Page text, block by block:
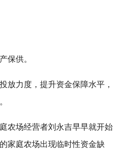
保供。
放力度，提升资金保障水平，
农场经营者刘永吉早早就开始
家庭农场出现临时性资金缺